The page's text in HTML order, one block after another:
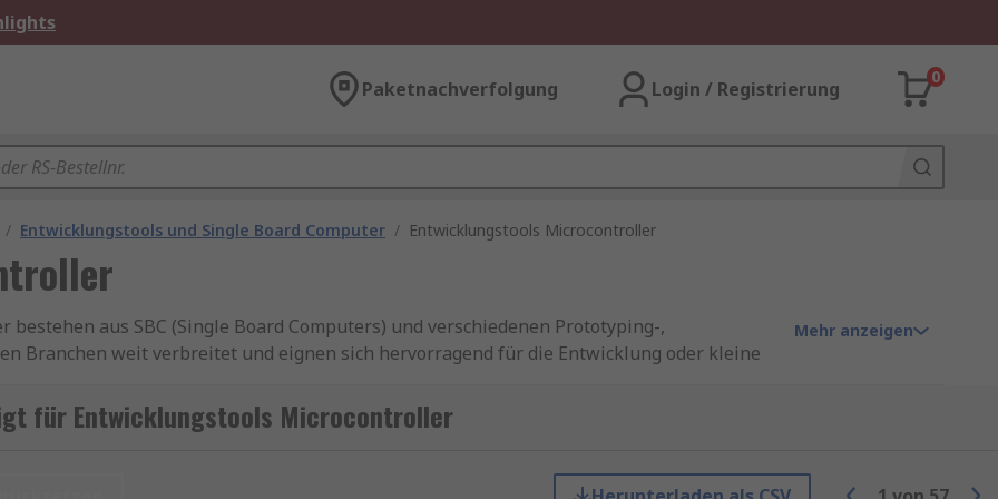
Paketnachverfolgung Login / Registrierung
0
/ Entwicklungstools und Single Board Computer / Entwicklungstools Microcontroller
aus SBC (Single Board Computers) und verschiedenen Prototyping-,
Branchen weit verbreitet und eignen sich hervorragend für die Entwicklung oder kleine
Anwendungen herstellen wie z. B. den Aufbau eines Heimkamera-Netzwerks, das
Mehr anzeigen
für Entwicklungstools Microcontroller